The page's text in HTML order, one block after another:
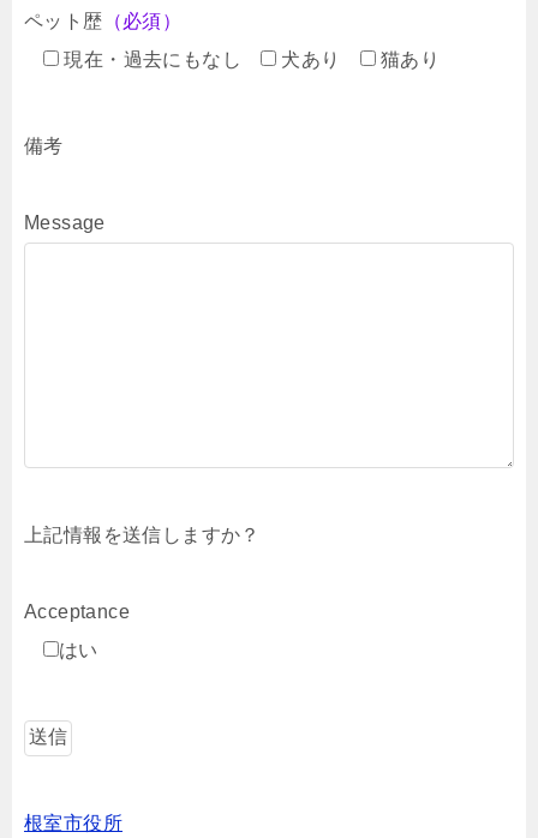
ペット歴 （必須）
現在・過去にもなし
犬あり 猫あり
備考
Message
上記情報を送信しますか？
Acceptance
はい
根室市役所